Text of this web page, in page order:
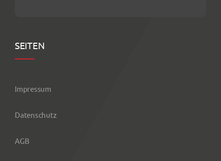
SEITEN
Impressum
Datenschutz
AGB